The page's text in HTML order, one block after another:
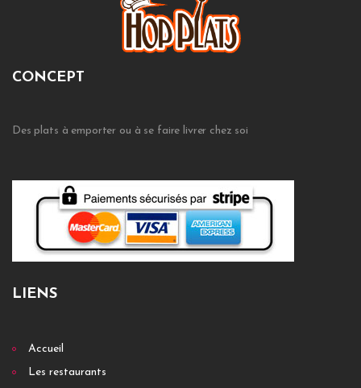
CONCEPT
Des plats à emporter ou à se faire livrer chez soi
LIENS
Accueil
Les restaurants